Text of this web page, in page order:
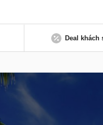
Deal khách